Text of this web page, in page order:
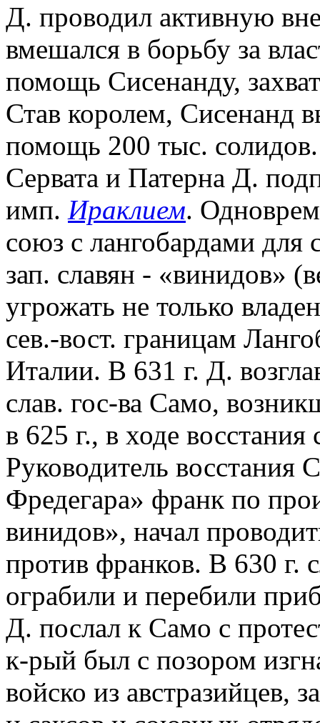
Д. проводил активную
вмешался в борьбу за
помощь Сисенанду,
Став королем, Сисенанд
помощь 200 тыс.
Сервата и Патерна Д.
имп. Ираклием.
союз с лангобардами для
зап. славян - «винидов»
угрожать не только
сев.-вост. границам
Италии. В 631 г. Д.
слав. гос-ва Само,
в 625 г., в ходе восстания
Руководитель восстания
Фредегара» франк по
винидов», начал
против франков. В 630 г.
ограбили и перебили
Д. послал к Само с
к-рый был с позором
войско из австразийцев,